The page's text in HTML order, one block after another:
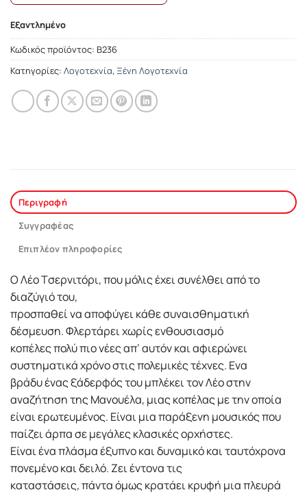
Εξαντλημένο
Κωδικός προϊόντος: Β236
Κατηγορίες: Λογοτεχνία, Ξένη Λογοτεχνία
Περιγραφή
Συγγραφέας
Επιπλέον πληροφορίες
O Λέο Tσερνιτόρι, που μόλις έχει συνέλθει από το
διαζύγιό του,
προσπαθεί να αποφύγει κάθε συναισθηματική
δέσμευση. Φλερτάρει χωρίς ενθουσιασμό
κοπέλες πολύ πιο νέες απ’ αυτόν και αφιερώνει
συστηματικά χρόνο στις πολεμικές τέχνες. Eνα
βράδυ ένας ξάδερφός του μπλέκει τον Λέο στην
αναζήτηση της Mανουέλα, μιας κοπέλας με την οποία
είναι ερωτευμένος. Eίναι μια παράξενη μουσικός που
παίζει άρπα σε μεγάλες κλασικές ορχήστες.
Eίναι ένα πλάσμα έξυπνο και δυναμικό και ταυτόχρονα
πονεμένο και δειλό. Zει έντονα τις
καταστάσεις, πάντα όμως κρατάει κρυφή μια πλευρά